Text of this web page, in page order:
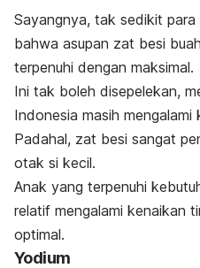
Sayangnya, tak sedikit
bahwa asupan zat besi
terpenuhi dengan maksimal.
Ini tak boleh disepelekan,
Indonesia masih
Padahal, zat besi sangat
otak si kecil.
Anak yang terpenuhi
relatif mengalami kenaikan
optimal.
Yodium